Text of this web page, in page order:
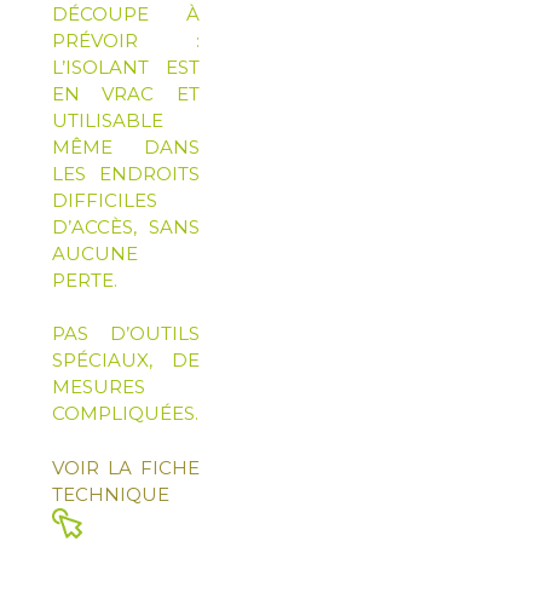
DÉCOUPE À
PRÉVOIR :
L’ISOLANT EST
EN VRAC ET
UTILISABLE
MÊME DANS
LES ENDROITS
DIFFICILES
D’ACCÈS, SANS
AUCUNE
PERTE.
PAS D’OUTILS
SPÉCIAUX, DE
MESURES
COMPLIQUÉES.
VOIR LA FICHE
TECHNIQUE